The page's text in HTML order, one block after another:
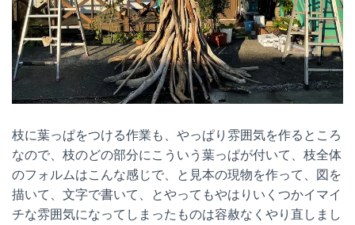
枝に葉っぱをつける作業も、やっぱり雰囲気を作るところ
なので、枝のどの部分にこういう葉っぱが付いて、枝全体
のフォルムはこんな感じで、と見本の現物を作って、図を
描いて、文字で書いて、とやってもやはりいくつかイマイ
チな雰囲気になってしまったものは容赦なくやり直しまし